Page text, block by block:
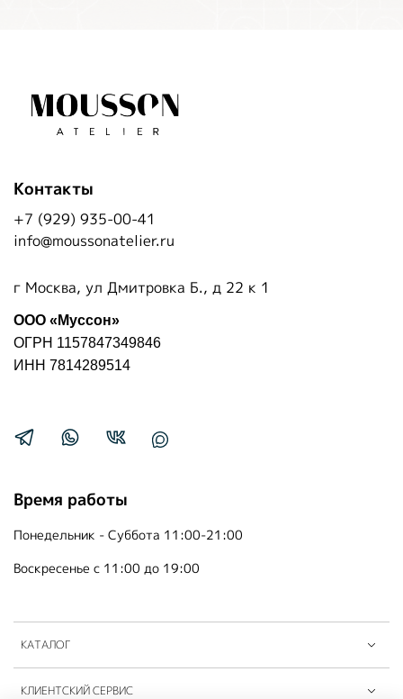
КАТАЛОГ
КЛИЕНТСКИЙ СЕРВИС
Время работы
Понедельник - Суббота 11:00-21:00
Воскресенье с 11:00 до 19:00
Контакты
+7 (929) 935-00-41
info@moussonatelier.ru
г Москва, ул Дмитровка Б., д 22 к 1
ООО «Муссон»
ОГРН 1157847349846
ИНН 7814289514